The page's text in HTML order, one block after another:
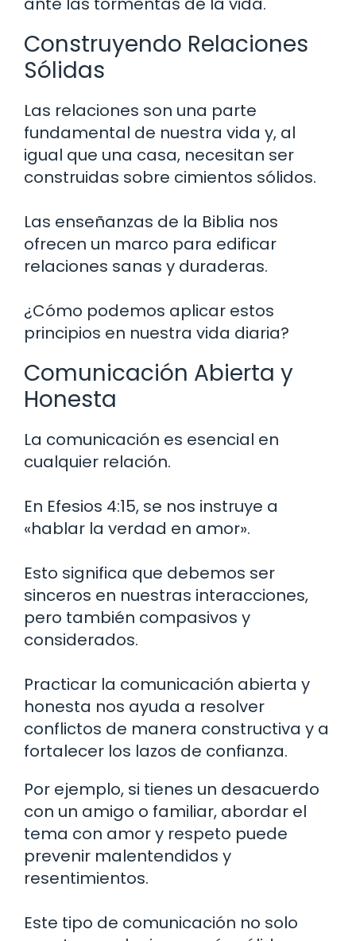
Construyendo Relaciones
Sólidas
Las relaciones son una parte
fundamental de nuestra vida y, al
igual que una casa, necesitan ser
construidas sobre cimientos sólidos.
Las enseñanzas de la Biblia nos
ofrecen un marco para edificar
relaciones sanas y duraderas.
¿Cómo podemos aplicar estos
principios en nuestra vida diaria?
Comunicación Abierta y
Honesta
La comunicación es esencial en
cualquier relación.
En Efesios 4:15, se nos instruye a
«hablar la verdad en amor».
Esto significa que debemos ser
sinceros en nuestras interacciones,
pero también compasivos y
considerados.
Practicar la comunicación abierta y
honesta nos ayuda a resolver
conflictos de manera constructiva y a
fortalecer los lazos de confianza.
Por ejemplo, si tienes un desacuerdo
con un amigo o familiar, abordar el
tema con amor y respeto puede
prevenir malentendidos y
resentimientos.
Este tipo de comunicación no solo